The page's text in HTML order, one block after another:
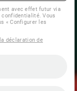
avec effet futur via
Vous
« Configurer les
la déclaration de